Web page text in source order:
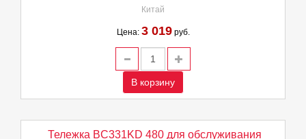
Китай
Цена: 3 019руб.
В корзину
Тележка BC331KD 480 для обслуживания